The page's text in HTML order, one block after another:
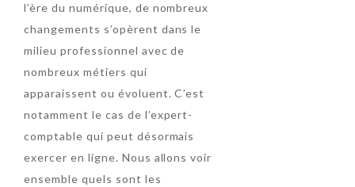
l’ère du numérique, de nombreux
changements s’opèrent dans le
milieu professionnel avec de
nombreux métiers qui
apparaissent ou évoluent. C’est
notamment le cas de l’expert-
comptable qui peut désormais
exercer en ligne. Nous allons voir
ensemble quels sont les